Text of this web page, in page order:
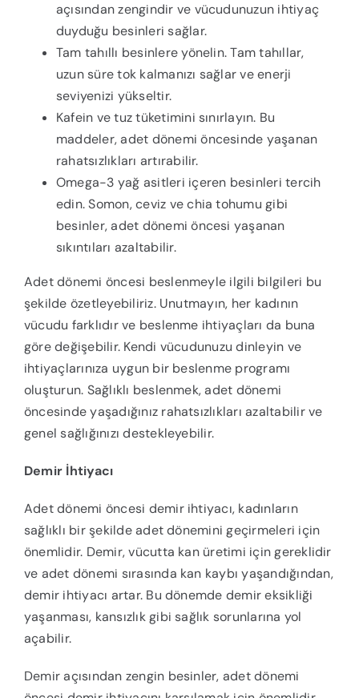
açısından zengindir ve vücudunuzun ihtiyaç
duyduğu besinleri sağlar.
Tam tahıllı besinlere yönelin. Tam tahıllar,
uzun süre tok kalmanızı sağlar ve enerji
seviyenizi yükseltir.
Kafein ve tuz tüketimini sınırlayın. Bu
maddeler, adet dönemi öncesinde yaşanan
rahatsızlıkları artırabilir.
Omega-3 yağ asitleri içeren besinleri tercih
edin. Somon, ceviz ve chia tohumu gibi
besinler, adet dönemi öncesi yaşanan
sıkıntıları azaltabilir.
Adet dönemi öncesi beslenmeyle ilgili bilgileri bu
şekilde özetleyebiliriz. Unutmayın, her kadının
vücudu farklıdır ve beslenme ihtiyaçları da buna
göre değişebilir. Kendi vücudunuzu dinleyin ve
ihtiyaçlarınıza uygun bir beslenme programı
oluşturun. Sağlıklı beslenmek, adet dönemi
öncesinde yaşadığınız rahatsızlıkları azaltabilir ve
genel sağlığınızı destekleyebilir.
Demir İhtiyacı
Adet dönemi öncesi demir ihtiyacı, kadınların
sağlıklı bir şekilde adet dönemini geçirmeleri için
önemlidir. Demir, vücutta kan üretimi için gereklidir
ve adet dönemi sırasında kan kaybı yaşandığından,
demir ihtiyacı artar. Bu dönemde demir eksikliği
yaşanması, kansızlık gibi sağlık sorunlarına yol
açabilir.
Demir açısından zengin besinler, adet dönemi